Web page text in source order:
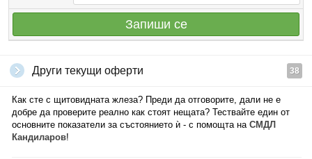
Запиши се
Други текущи оферти 38
Как сте с щитовидната жлеза? Преди да отговорите, дали не е
добре да проверите реално как стоят нещата? Тествайте един от
основните показатели за състоянието ѝ - с помощта на СМДЛ
Кандиларов!